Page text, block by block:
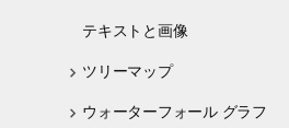
テキストと画像
ツリーマップ
ウォーターフォール グラフ